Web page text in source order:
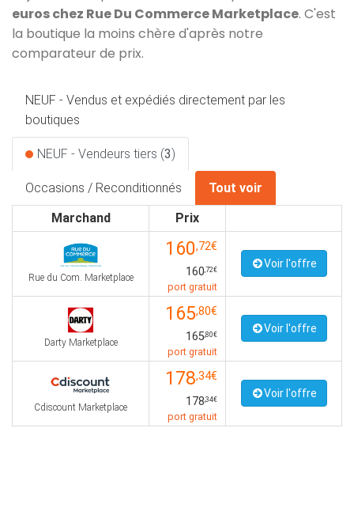
euros chez Rue Du Commerce Marketplace. C'est
la boutique la moins chère d'après notre
comparateur de prix.
NEUF - Vendus et expédiés directement par les
boutiques
NEUF - Vendeurs tiers (3)
Occasions / Reconditionnés
Tout voir
Marchand
Prix
Rue du Com. Marketplace
160,72€
160,72€
port gratuit
Voir l'offre
Darty Marketplace
165,80€
165,80€
port gratuit
Voir l'offre
Cdiscount Marketplace
178,34€
178,34€
port gratuit
Voir l'offre